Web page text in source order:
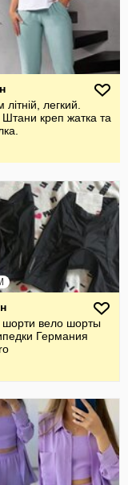
легкий.
креп жатка та
шорти вело шорты
Германия